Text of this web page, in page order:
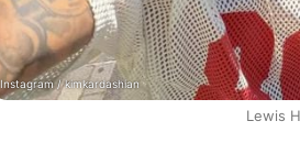
Instagram / kimkardashian
Lewis